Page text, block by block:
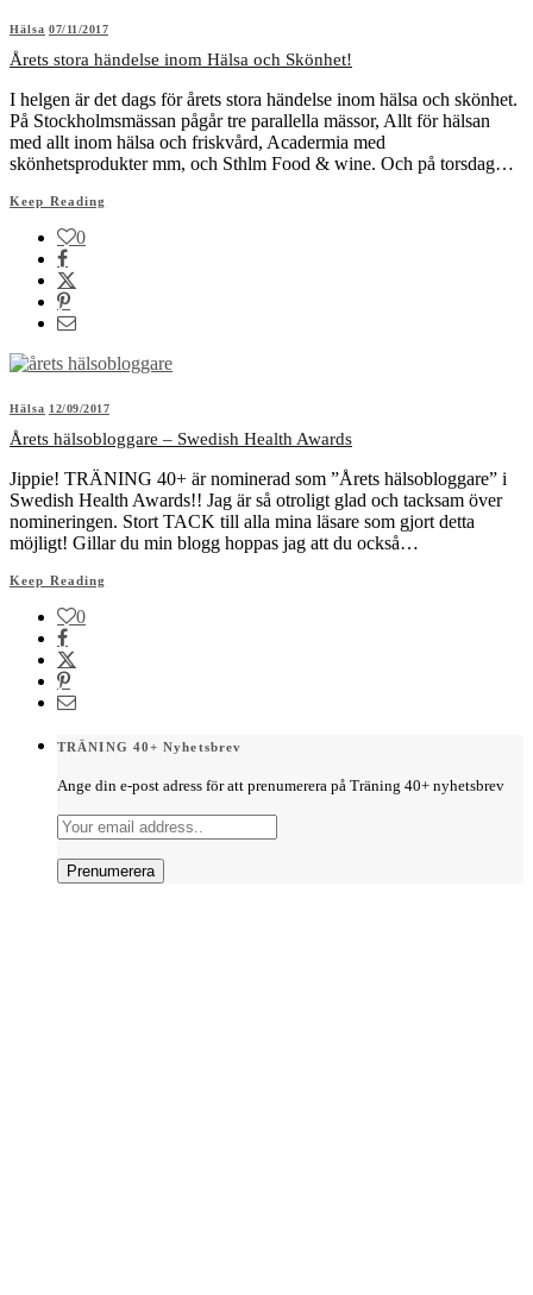
Hälsa 07/11/2017
Årets stora händelse inom Hälsa och Skönhet!
I helgen är det dags för årets stora händelse inom hälsa och skönhet.
På Stockholmsmässan pågår tre parallella mässor, Allt för hälsan
med allt inom hälsa och friskvård, Acadermia med
skönhetsprodukter mm, och Sthlm Food & wine. Och på torsdag…
Keep Reading
0
Hälsa 12/09/2017
Årets hälsobloggare – Swedish Health Awards
Jippie! TRÄNING 40+ är nominerad som ”Årets hälsobloggare” i
Swedish Health Awards!! Jag är så otroligt glad och tacksam över
nomineringen. Stort TACK till alla mina läsare som gjort detta
möjligt! Gillar du min blogg hoppas jag att du också…
Keep Reading
0
TRÄNING 40+ Nyhetsbrev
Ange din e-post adress för att prenumerera på Träning 40+ nyhetsbrev